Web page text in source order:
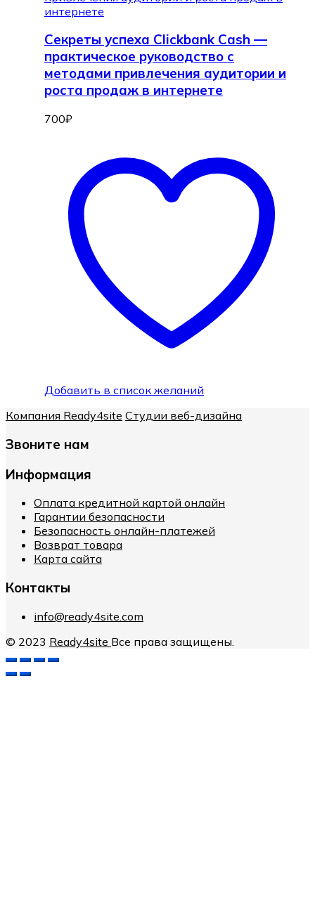
Секреты успеха Clickbank Cash —
практическое руководство с
методами привлечения аудитории и
роста продаж в интернете
700₽
Добавить в список желаний
Компания Ready4site Студии веб-дизайна
Звоните нам
Информация
Оплата кредитной картой онлайн
Гарантии безопасности
Безопасность онлайн-платежей
Возврат товара
Карта сайта
Контакты
info@ready4site.com
© 2023 Ready4site Все права защищены.